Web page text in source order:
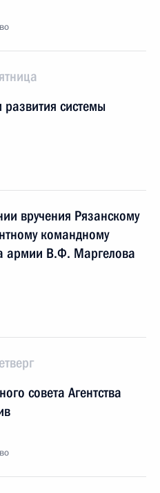
системы
вручения Рязанскому
командному
армии В.Ф. Маргелова
совета Агентства